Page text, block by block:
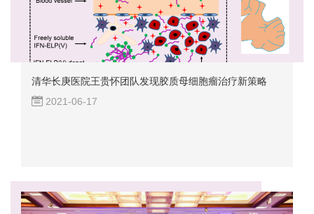
清华长庚医院王贵怀团队发现胶质母细胞瘤治疗新策略
2021-06-17